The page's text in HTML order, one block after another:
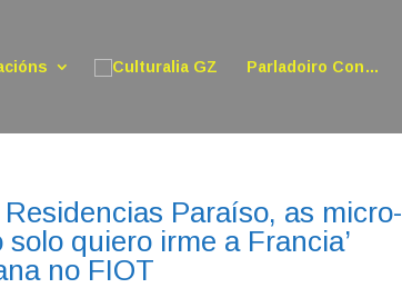
Parladoiro Con…
Paraíso, as micro-
quiero irme a Francia’
no FIOT